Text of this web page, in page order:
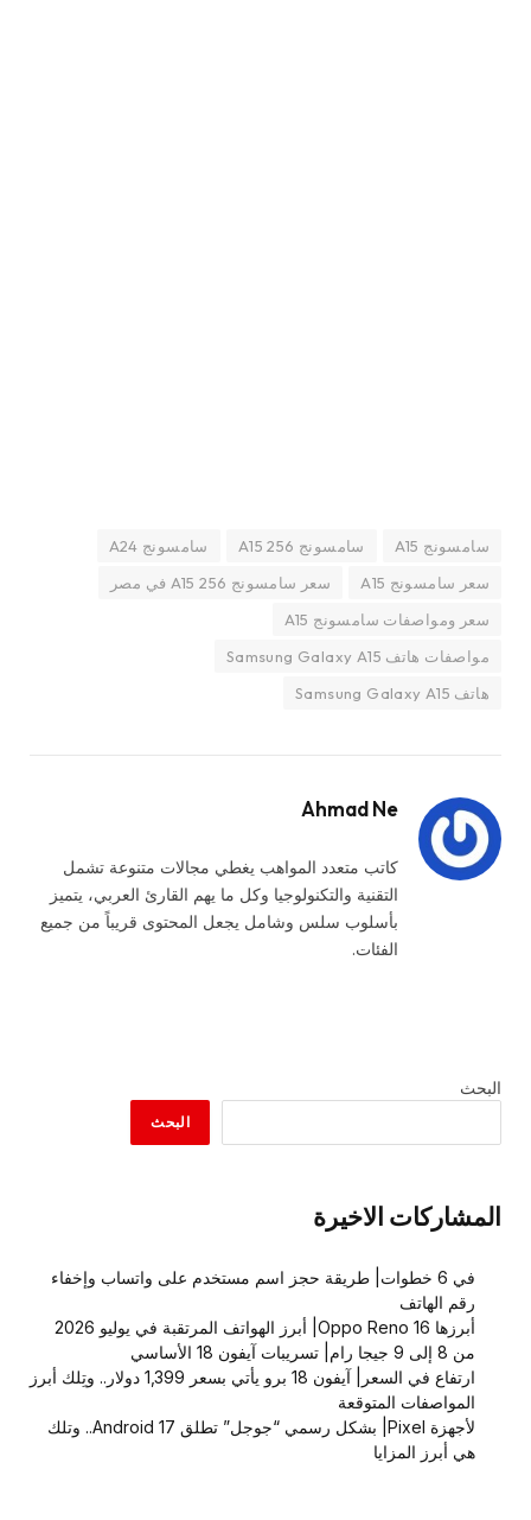
سامسونج A15 سامسونج A15 256
سامسونج A24
سعر سامسونج A15
سعر سامسونج A15 256 في مصر
سعر ومواصفات سامسونج A15
مواصفات هاتف Samsung Galaxy A15
هاتف Samsung Galaxy A15
Ahmad Ne
كاتب متعدد المواهب يغطي مجالات متنوعة تشمل
التقنية والتكنولوجيا وكل ما يهم القارئ العربي، يتميز
بأسلوب سلس وشامل يجعل المحتوى قريباً من جميع
الفئات.
البحث
البحث
المشاركات الاخيرة
في 6 خطوات| طريقة حجز اسم مستخدم على واتساب وإخفاء
رقم الهاتف
أبرزها Oppo Reno 16| أبرز الهواتف المرتقبة في يوليو 2026
من 8 إلى 9 جيجا رام| تسريبات آيفون 18 الأساسي
ارتفاع في السعر| آيفون 18 برو يأتي بسعر 1,399 دولار.. وتِلك أبرز
المواصفات المتوقعة
لأجهزة Pixel| بشكل رسمي “جوجل” تطلق Android 17.. وتلك
هي أبرز المزايا